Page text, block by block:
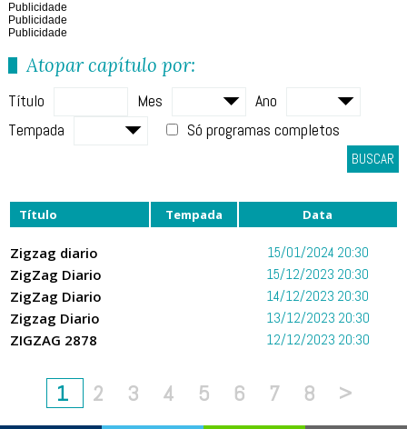
Publicidade
Publicidade
Publicidade
Atopar capítulo por:
Título Mes
Ano
Tempada
Só programas completos
BUSCAR
Título Tempada Data
Zigzag diario 15/01/2024 20:30
ZigZag Diario 15/12/2023 20:30
ZigZag Diario 14/12/2023 20:30
Zigzag Diario 13/12/2023 20:30
ZIGZAG 2878 12/12/2023 20:30
1 2 3 4 5 6 7 8 >